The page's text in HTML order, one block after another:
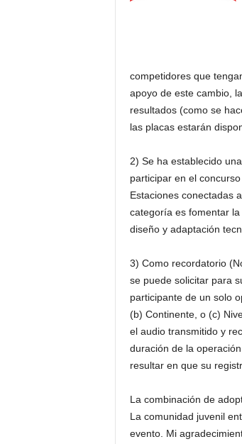
competidores que
apoyo de este cambio,
resultados (como se
las placas estarán
2) Se ha establecido
participar en el
Estaciones conectadas
categoría es fomentar
diseño y adaptación
3) Como recordatorio
se puede solicitar para
participante de un solo
(b) Continente, o (c)
el audio transmitido y
duración de la
resultar en que su
La combinación de
La comunidad juvenil
evento. Mi